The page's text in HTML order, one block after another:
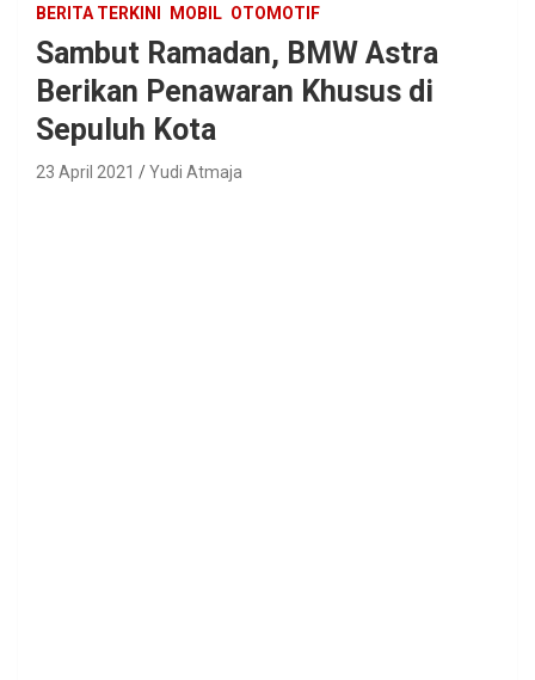
BERITA TERKINI MOBIL OTOMOTIF
Sambut Ramadan, BMW Astra
Berikan Penawaran Khusus di
Sepuluh Kota
23 April 2021 Yudi Atmaja